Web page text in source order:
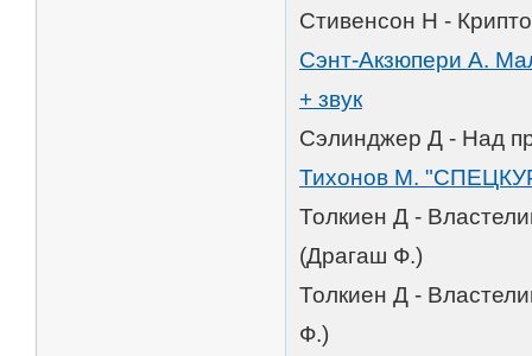
Стивенсон Н -
Сэнт-Акзюпери А.
+ звук
Сэлинджер Д - Над
Тихонов М.
Толкиен Д -
(Драгаш Ф.)
Толкиен Д -
Ф.)